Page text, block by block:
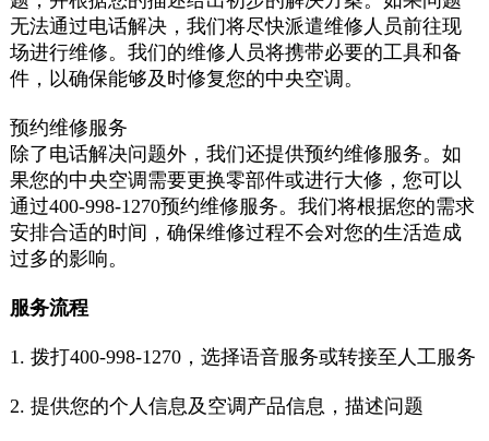
无法通过电话解决，我们将尽快派遣维修人员前往现
场进行维修。我们的维修人员将携带必要的工具和备
件，以确保能够及时修复您的中央空调。
预约维修服务
除了电话解决问题外，我们还提供预约维修服务。如
果您的中央空调需要更换零部件或进行大修，您可以
通过400-998-1270预约维修服务。我们将根据您的需求
安排合适的时间，确保维修过程不会对您的生活造成
过多的影响。
服务流程
1. 拨打400-998-1270，选择语音服务或转接至人工服务
2. 提供您的个人信息及空调产品信息，描述问题